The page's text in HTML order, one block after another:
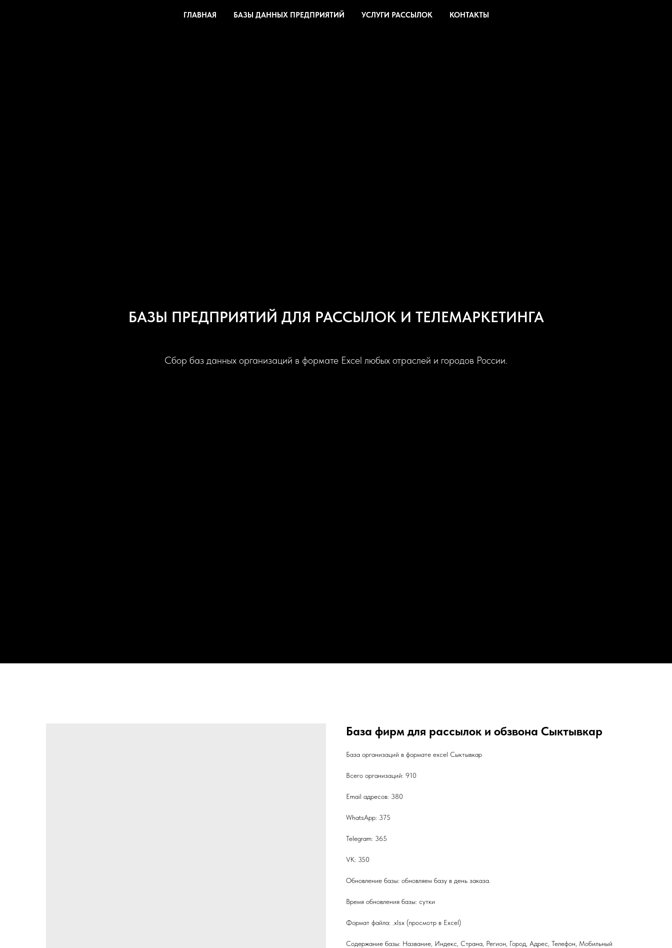
ГЛАВНАЯ БАЗЫ ДАННЫХ ПРЕДПРИЯТИЙ УСЛУГИ РАССЫЛОК КОНТАКТЫ
БАЗЫ ПРЕДПРИЯТИЙ ДЛЯ РАССЫЛОК И ТЕЛЕМАРКЕТИНГА
Сбор баз данных организаций в формате Excel любых отраслей и городов России.
База фирм для рассылок и обзвона Сыктывкар
База организаций в формате excel Сыктывкар
Всего организаций: 910
Email адресов: 380
WhatsApp: 375
Telegram: 365
VK: 350
Обновление базы: обновляем базу в день заказа.
Время обновления базы: сутки
Формат файла: .xlsx (просмотр в Excel)
Содержание базы: Название, Индекс, Страна, Регион, Город, Адрес, Телефон, Мобильный